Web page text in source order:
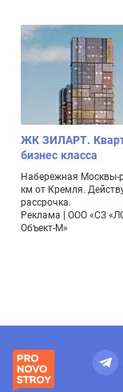
ЖК ЗИЛАРТ.
бизнес класса
Набережная Москвы-
км от Кремля.
рассрочка.
Реклама | ООО «СЗ
Объект-М»